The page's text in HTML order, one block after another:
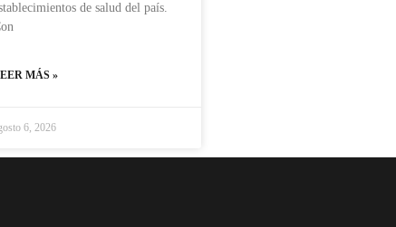
de salud del país.
MÁS »
6, 2026